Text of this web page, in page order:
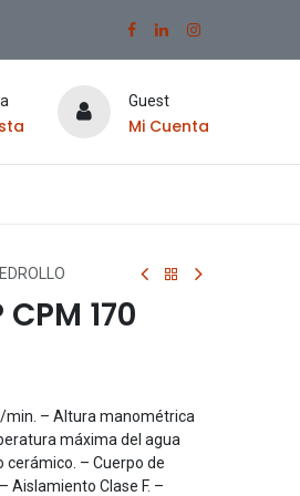
Guest
Mi Cuenta
170
l/min. – Altura manométrica
máxima del agua
cerámico. – Cuerpo de
Aislamiento Clase F. –